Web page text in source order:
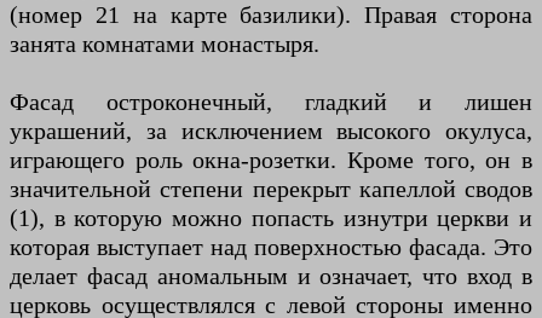
(номер 21 на карте базилики). Правая сторона
занята комнатами монастыря.
Фасад остроконечный, гладкий и лишен
украшений, за исключением высокого окулуса,
играющего роль окна-розетки. Кроме того, он в
значительной степени перекрыт капеллой сводов
(1), в которую можно попасть изнутри церкви и
которая выступает над поверхностью фасада. Это
делает фасад аномальным и означает, что вход в
церковь осуществлялся с левой стороны именно